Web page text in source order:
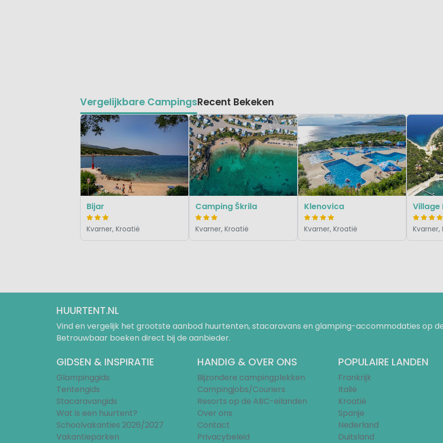
Vergelijkbare CampingsRecent Bekeken
Bijar
Kvarner, Kroatië
Camping Škrila
Kvarner, Kroatië
Klenovica
Kvarner, Kroatië
Village
Kvarner,
HUURTENT.NL
Vind en vergelijk het grootste aanbod huurtenten, stacaravans en glamping-accommodaties op
Betrouwbaar boeken direct bij de aanbieder.
GIDSEN & INSPIRATIE
Glampinggids
Tentengids
Stacaravangids
Wat is een huurtent?
Schoolvakanties 2026/2027
Vakantieparken
HANDIG & OVER ONS
Bijzondere campingplekken
Campingjobs/Couriers
Resorts op de ABC-eilanden
Over ons
Contact
Privacybeleid
POPULAIRE LANDEN
Frankrijk
Italië
Kroatië
Spanje
Nederland
Duitsland